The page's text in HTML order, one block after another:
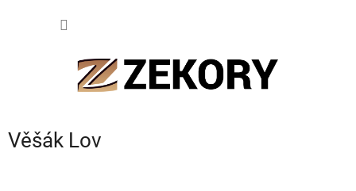
Věšák Lov